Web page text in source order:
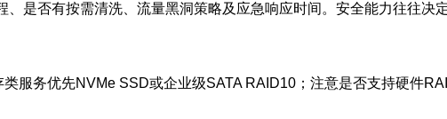
是否有按需清洗、流量黑洞策略及应急响应时间。安全能力往往决
服务优先NVMe SSD或企业级SATA RAID10；注意是否支持硬件